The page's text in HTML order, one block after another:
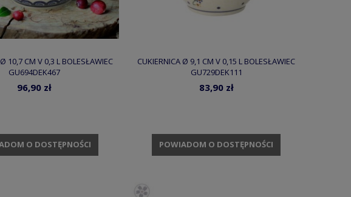
10,7 CM V 0,3 L BOLESŁAWIEC
GU694DEK467
96,90 zł
O DOSTĘPNOŚCI
CUKIERNICA Ø 9,1 CM V 0,15 L BOLESŁAWIEC
GU729DEK111
83,90 zł
POWIADOM O DOSTĘPNOŚCI